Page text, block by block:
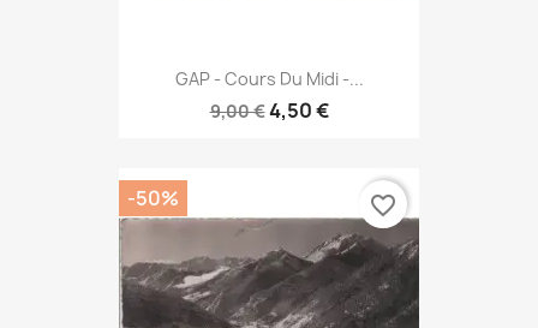
GAP - Cours Du Midi -...
9,00 €4,50 €
-50% favorite_border